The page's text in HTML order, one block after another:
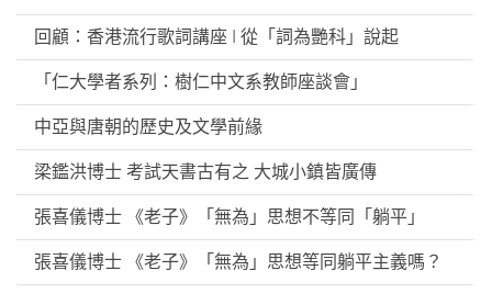
回顧：香港流行歌詞講座 I 從「詞為艷科」說起
「仁大學者系列：樹仁中文系教師座談會」
中亞與唐朝的歷史及文學前緣
梁鑑洪博士 考試天書古有之 大城小鎮皆廣傳
張喜儀博士 《老子》「無為」思想不等同「躺平」
張喜儀博士 《老子》「無為」思想等同躺平主義嗎？